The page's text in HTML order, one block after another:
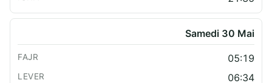
Samedi 30 Mai
05:19
06:34